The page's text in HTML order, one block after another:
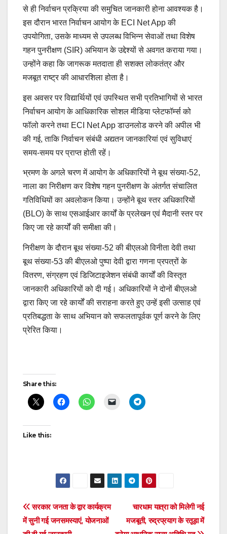
से ही निर्वाचन प्रक्रिया की समुचित जानकारी होना आवश्यक है।
इस दौरान भारत निर्वाचन आयोग के ECI Net App की
उपयोगिता, उसके माध्यम से उपलब्ध विभिन्न सेवाओं तथा विशेष
गहन पुनरीक्षण (SIR) अभियान के उद्देश्यों से अवगत कराया गया।
उन्होंने कहा कि जागरूक मतदाता ही सशक्त लोकतंत्र और
मजबूत राष्ट्र की आधारशिला होता है।
इस अवसर पर विद्यार्थियों एवं उपस्थित सभी प्रतिभागियों से भारत
निर्वाचन आयोग के आधिकारिक सोशल मीडिया प्लेटफॉर्म्स को
फॉलो करने तथा ECI Net App डाउनलोड करने की अपील भी
की गई, ताकि निर्वाचन संबंधी अद्यतन जानकारियां एवं सुविधाएं
समय-समय पर प्राप्त होती रहें।
भ्रमण के अगले चरण में आयोग के अधिकारियों ने बूथ संख्या-52,
नाला का निरीक्षण कर विशेष गहन पुनरीक्षण के अंतर्गत संचालित
गतिविधियों का अवलोकन किया। उन्होंने बूथ स्तर अधिकारियों
(BLO) के साथ एसआईआर कार्यों के प्रलेखन एवं मैदानी स्तर पर
किए जा रहे कार्यों की समीक्षा की।
निरीक्षण के दौरान बूथ संख्या-52 की बीएलओ विनीता देवी तथा
बूथ संख्या-53 की बीएलओ पुष्पा देवी द्वारा गणना प्रपत्रों के
वितरण, संग्रहण एवं डिजिटाइजेशन संबंधी कार्यों की विस्तृत
जानकारी अधिकारियों को दी गई। अधिकारियों ने दोनों बीएलओ
द्वारा किए जा रहे कार्यों की सराहना करते हुए उन्हें इसी उत्साह एवं
प्रतिबद्धता के साथ अभियान को सफलतापूर्वक पूर्ण करने के लिए
प्रेरित किया।
Post
navigation
Share this:
Like this:
Post
चारधाम यात्रा को मिलेगी नई
मजबूती, रुद्रप्रयाग के रतूड़ा में
सरकार जनता के द्वार कार्यक्रम
में सुनी गई जनसमस्याएं, योजनाओं